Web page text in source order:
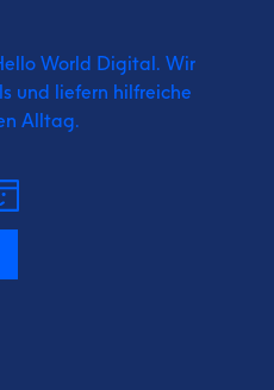
World Digital. Wir
und liefern hilfreiche
Alltag.